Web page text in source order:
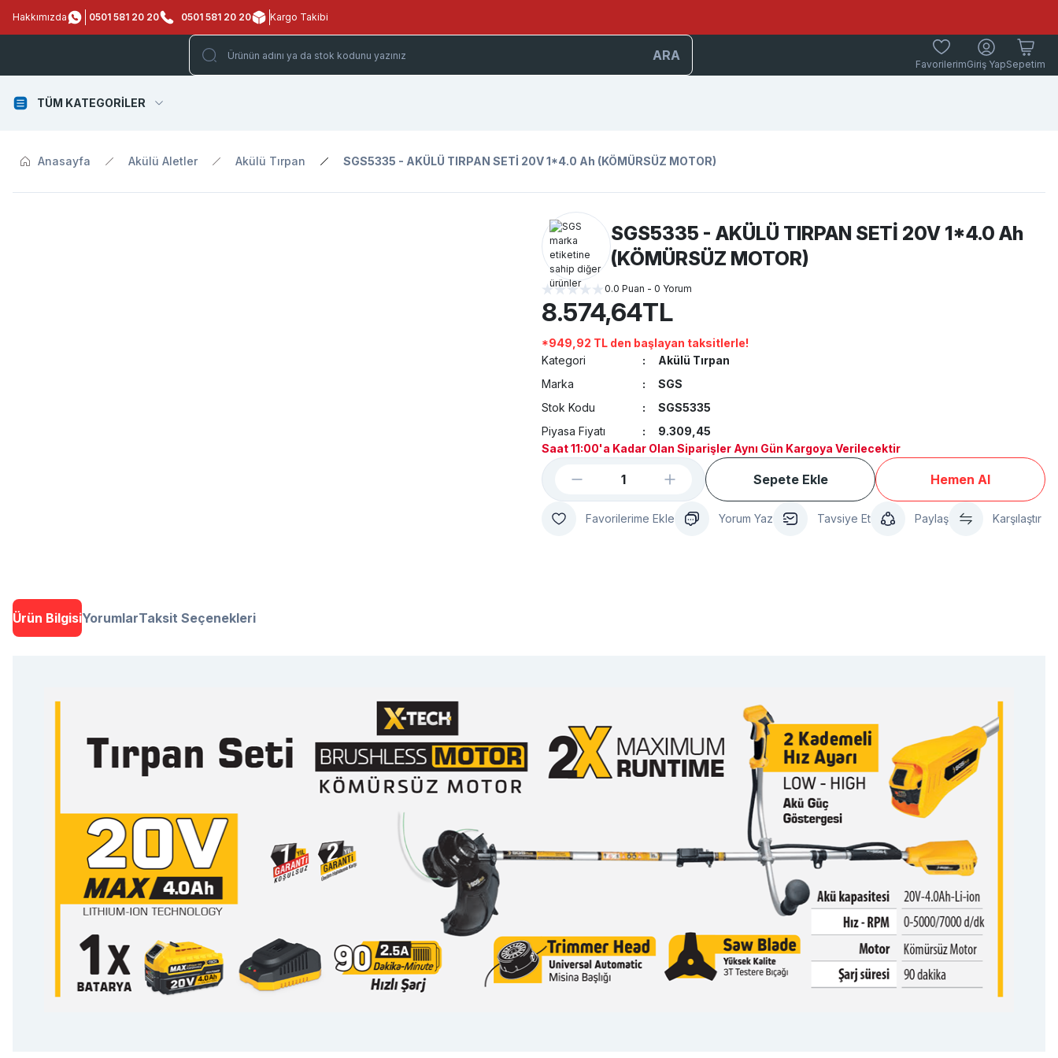
Hakkımızda 0501 581 20 20 0501 581 20 20 Kargo Takibi
ARA
FavorilerimGiriş YapSepetim
TÜM KATEGORİLER
Anasayfa Akülü Aletler Akülü Tırpan SGS5335 - AKÜLÜ TIRPAN SETİ 20V 1*4.0 Ah (KÖMÜRSÜZ MOTOR)
SGS5335 - AKÜLÜ TIRPAN SETİ 20V 1*4.0 Ah
(KÖMÜRSÜZ MOTOR)
0.0 Puan - 0 Yorum
8.574,64TL
*949,92 TL den başlayan taksitlerle!
Kategori
Akülü Tırpan
Marka
SGS
Stok Kodu
SGS5335
Piyasa Fiyatı
9.309,45
Saat 11:00'a Kadar Olan Siparişler Aynı Gün Kargoya Verilecektir
Sepete Ekle Hemen Al
Yorum Yaz Tavsiye Et Paylaş Karşılaştır
Ürün BilgisiYorumlarTaksit Seçenekleri